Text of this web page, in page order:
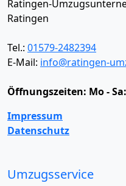
Ratingen-
Ratingen
Tel.: 01579-2482394
E-Mail: info@ratingen-
Öffnungszeiten: Mo -
Impressum
Datenschutz
Umzugsservice